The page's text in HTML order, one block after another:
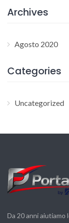
Archives
Agosto 2020
Categories
Uncategorized
Da 20 anni aiutiamo